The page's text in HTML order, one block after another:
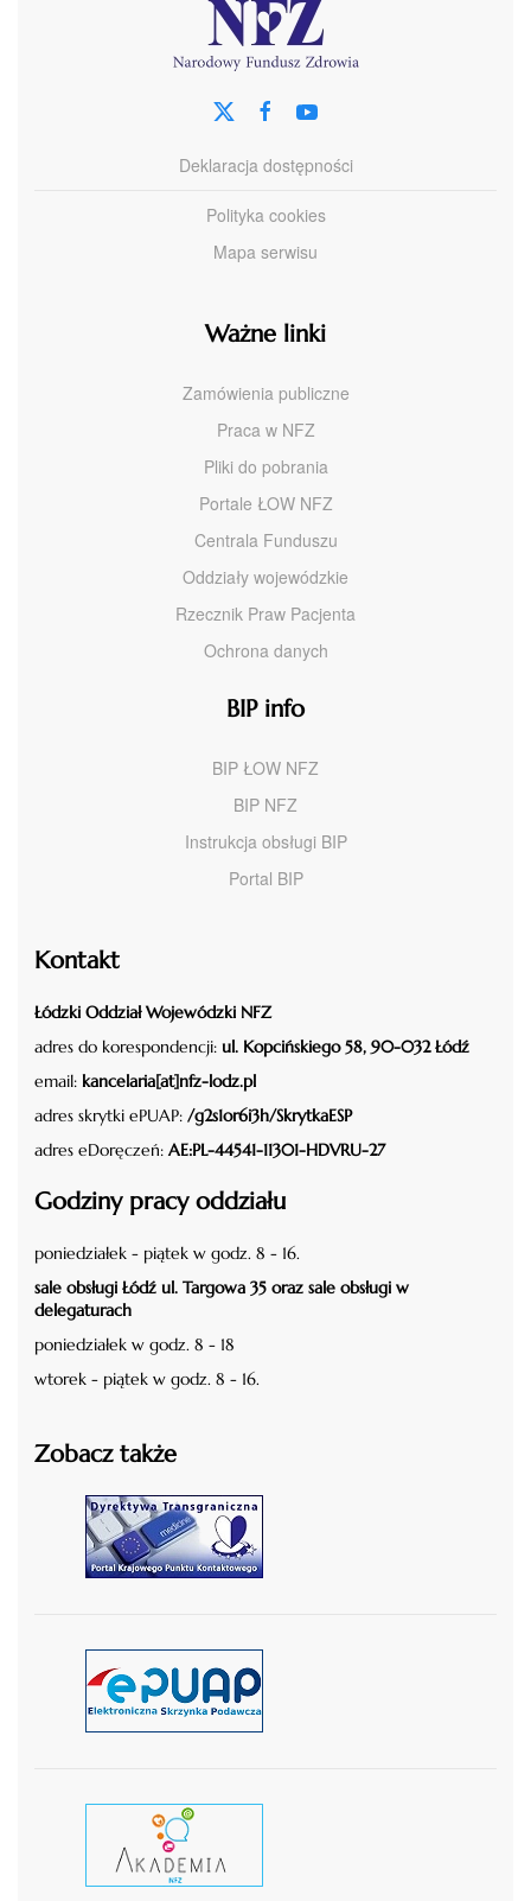
Deklaracja dostępności
Polityka cookies
Mapa serwisu
Ważne linki
Zamówienia publiczne
Praca w NFZ
Pliki do pobrania
Portale ŁOW NFZ
Centrala Funduszu
Oddziały wojewódzkie
Rzecznik Praw Pacjenta
Ochrona danych
BIP info
BIP ŁOW NFZ
BIP NFZ
Instrukcja obsługi BIP
Portal BIP
Kontakt
Łódzki Oddział Wojewódzki NFZ
adres do korespondencji: ul. Kopcińskiego 58, 90-032 Łódź
email: kancelaria[at]nfz-lodz.pl
adres skrytki ePUAP: /g2s1or6i3h/SkrytkaESP
adres eDoręczeń: AE:PL-44541-11301-HDVRU-27
Godziny pracy oddziału
poniedziałek - piątek w godz. 8 - 16.
sale obsługi Łódź ul. Targowa 35 oraz sale obsługi w
delegaturach
poniedziałek w godz. 8 - 18
wtorek - piątek w godz. 8 - 16.
Zobacz także
czytaj więcej
czytaj więcej